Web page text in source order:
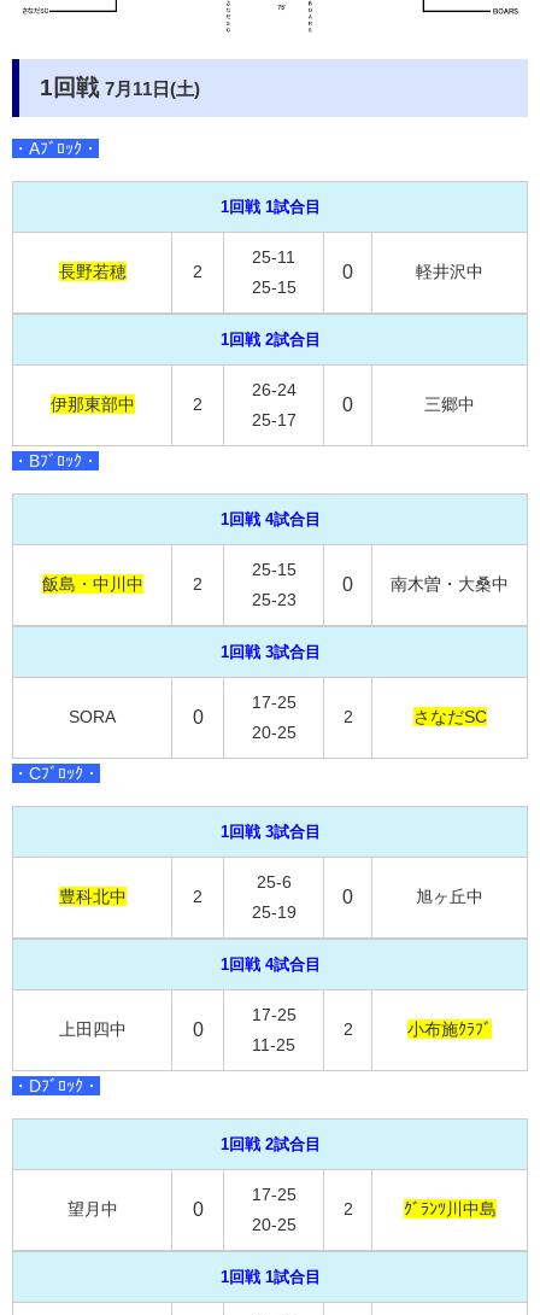
1回戦 7月11日(土)
・Aﾌﾞﾛｯｸ・
1回戦 1試合目
長野若穂 2
25-11
25-15
0 軽井沢中
1回戦 2試合目
伊那東部中 2
26-24
25-17
0 三郷中
・Bﾌﾞﾛｯｸ・
1回戦 4試合目
飯島・中川中 2
25-15
25-23
0 南木曽・大桑中
1回戦 3試合目
SORA 0
17-25
20-25
2 さなだSC
・Cﾌﾞﾛｯｸ・
1回戦 3試合目
豊科北中 2
25-6
25-19
0 旭ヶ丘中
1回戦 4試合目
上田四中 0
17-25
11-25
2 小布施ｸﾗﾌﾞ
・Dﾌﾞﾛｯｸ・
1回戦 2試合目
望月中 0
17-25
20-25
2 ｸﾞﾗﾝﾂ川中島
1回戦 1試合目